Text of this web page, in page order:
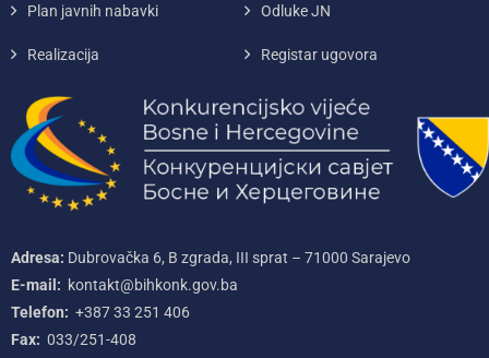
Plan javnih nabavki Odluke JN
Realizacija Registar ugovora
Adresa: Dubrovačka 6, B zgrada, III sprat – 71000‌ Sarajevo
E-mail: kontakt@bihkonk.gov.ba
Telefon: +387‌ 33‌ 251‌ 406
Fax: 033/251-408